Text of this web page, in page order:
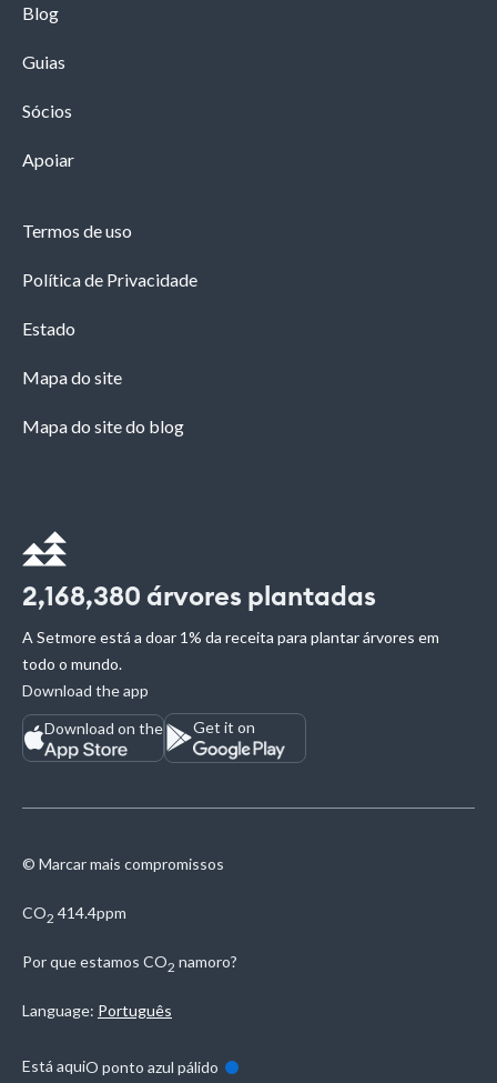
Blog
Guias
Sócios
Apoiar
Termos de uso
Política de Privacidade
Estado
Mapa do site
Mapa do site do blog
2,168,380 árvores plantadas
A Setmore está a doar 1% da receita para plantar árvores em
todo o mundo.
Download the app
Download on the
Get it on
© Marcar mais compromissos
CO2 414.4ppm
Por que estamos CO2 namoro?
Language: Português
Está aquiO ponto azul pálido